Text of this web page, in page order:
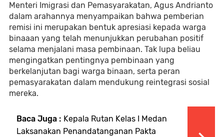
Menteri Imigrasi dan Pemasyarakatan, Agus Andrianto
dalam arahannya menyampaikan bahwa pemberian
remisi ini merupakan bentuk apresiasi kepada warga
binaaan yang telah menunjukkan perubahan positif
selama menjalani masa pembinaan. Tak lupa beliau
mengingatkan pentingnya pembinaan yang
berkelanjutan bagi warga binaan, serta peran
pemasyarakatan dalam mendukung reintegrasi sosial
mereka.
Baca Juga : Kepala Rutan Kelas I Medan
Laksanakan Penandatanganan Pakta